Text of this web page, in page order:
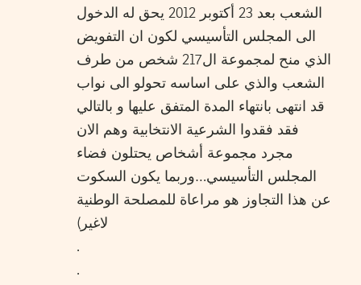
الشعب بعد 23 أكتوبر 2012 يحق له الدخول
الى المجلس التأسيسي لكون ان التفويض
الذي منح لمجموعة ال217 شخص من طرف
الشعب والذي على اساسه تحولو الى نواب
قد انتهى بانتهاء المدة المتفق عليها و بالتالي
فقد فقدوا الشرعية الانتخابية وهم الان
مجرد مجموعة أشخاص يحتلون فضاء
المجلس التأسيسي…وربما يكون السكوت
عن هذا التجاوز هو مراعاة للمصلحة الوطنية
لاغير)
.
.